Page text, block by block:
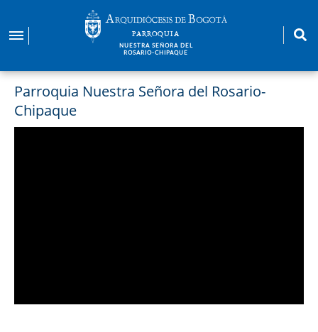
contenido
PARROQUIA
NUESTRA SEÑORA DEL
ROSARIO-CHIPAQUE
Parroquia Nuestra Señora del Rosario-
Chipaque